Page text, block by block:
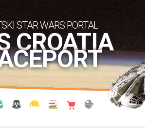
STAR WARS PORTAL
CROATIA